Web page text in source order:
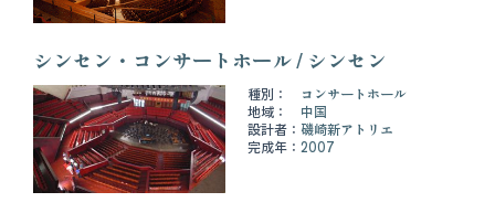
シンセン・コンサートホール / シンセン
種別：
コンサートホール
地域：
中国
設計者： 磯崎新アトリエ
完成年： 2007